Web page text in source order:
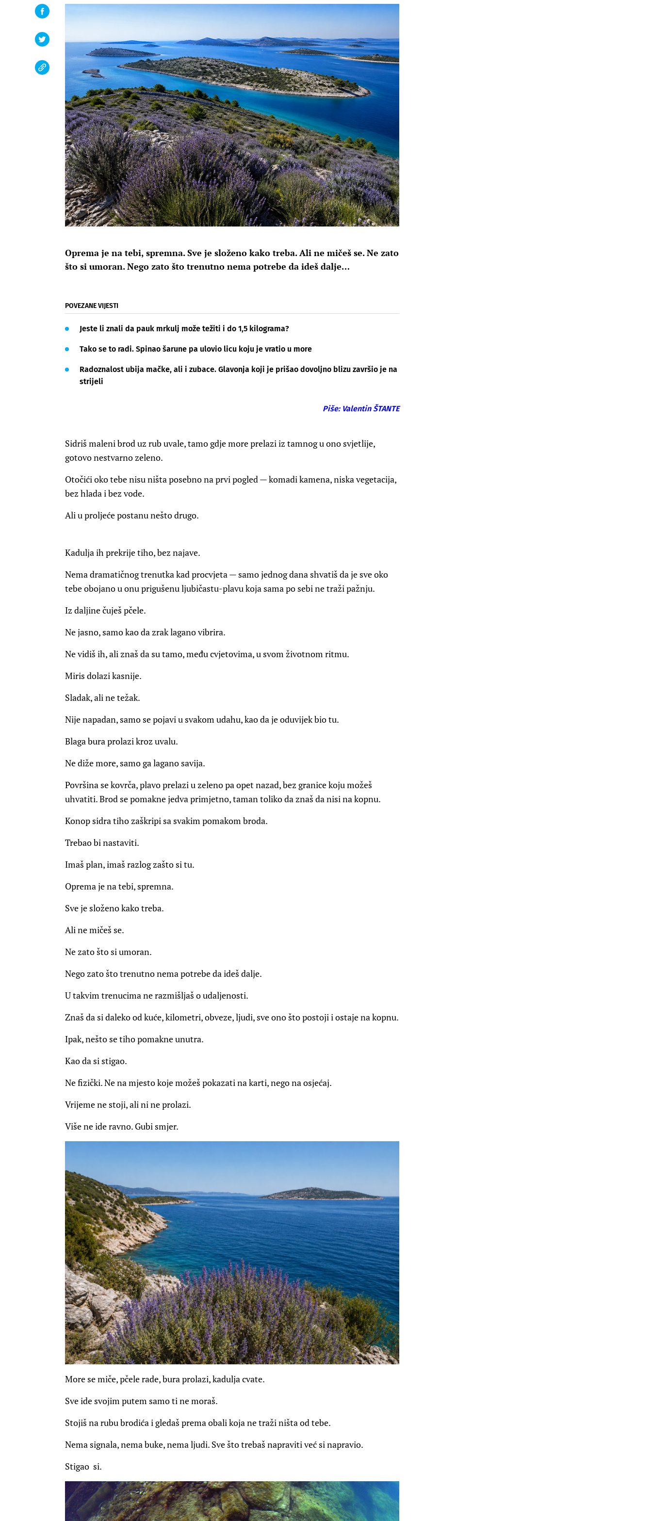
Oprema je na tebi, spremna. Sve je složeno kako treba. Ali ne mičeš se. Ne zato
što si umoran. Nego zato što trenutno nema potrebe da ideš dalje…
POVEZANE VIJESTI
Jeste li znali da pauk mrkulj može težiti i do 1,5 kilograma?
Tako se to radi. Spinao šarune pa ulovio licu koju je vratio u more
Radoznalost ubija mačke, ali i zubace. Glavonja koji je prišao dovoljno blizu završio je na
strijeli
Piše: Valentin ŠTANTE
Sidriš maleni brod uz rub uvale, tamo gdje more prelazi iz tamnog u ono svjetlije,
gotovo nestvarno zeleno.
Otočići oko tebe nisu ništa posebno na prvi pogled — komadi kamena, niska vegetacija,
bez hlada i bez vode.
Ali u proljeće postanu nešto drugo.
Kadulja ih prekrije tiho, bez najave.
Nema dramatičnog trenutka kad procvjeta — samo jednog dana shvatiš da je sve oko
tebe obojano u onu prigušenu ljubičastu-plavu koja sama po sebi ne traži pažnju.
Iz daljine čuješ pčele.
Ne jasno, samo kao da zrak lagano vibrira.
Ne vidiš ih, ali znaš da su tamo, među cvjetovima, u svom životnom ritmu.
Miris dolazi kasnije.
Sladak, ali ne težak.
Nije napadan, samo se pojavi u svakom udahu, kao da je oduvijek bio tu.
Blaga bura prolazi kroz uvalu.
Ne diže more, samo ga lagano savija.
Površina se kovrča, plavo prelazi u zeleno pa opet nazad, bez granice koju možeš
uhvatiti. Brod se pomakne jedva primjetno, taman toliko da znaš da nisi na kopnu.
Konop sidra tiho zaškripi sa svakim pomakom broda.
Trebao bi nastaviti.
Imaš plan, imaš razlog zašto si tu.
Oprema je na tebi, spremna.
Sve je složeno kako treba.
Ali ne mičeš se.
Ne zato što si umoran.
Nego zato što trenutno nema potrebe da ideš dalje.
U takvim trenucima ne razmišljaš o udaljenosti.
Znaš da si daleko od kuće, kilometri, obveze, ljudi, sve ono što postoji i ostaje na kopnu.
Ipak, nešto se tiho pomakne unutra.
Kao da si stigao.
Ne fizički. Ne na mjesto koje možeš pokazati na karti, nego na osjećaj.
Vrijeme ne stoji, ali ni ne prolazi.
Više ne ide ravno. Gubi smjer.
More se miče, pčele rade, bura prolazi, kadulja cvate.
Sve ide svojim putem samo ti ne moraš.
Stojiš na rubu brodića i gledaš prema obali koja ne traži ništa od tebe.
Nema signala, nema buke, nema ljudi. Sve što trebaš napraviti već si napravio.
Stigao si.